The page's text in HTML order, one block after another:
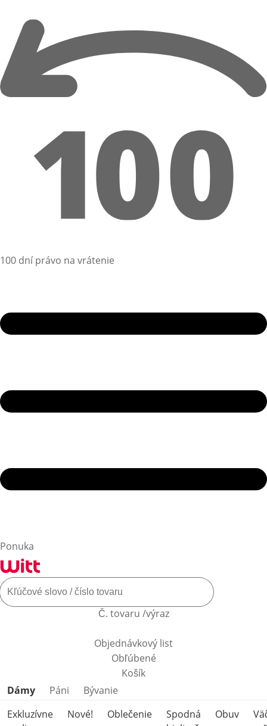
100 dní právo na vrátenie
Ponuka
Č. tovaru /výraz
Objednávkový list
Obľúbené
Košík
Preskočiť kategórie produktov
Dámy Páni
Bývanie
Exkluzívne
Nové! Oblečenie
Spodná
Obuv